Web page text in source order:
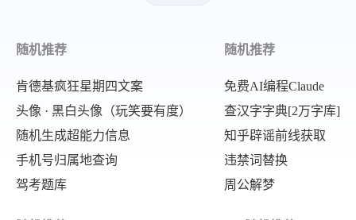
随机推荐
肯德基疯狂星期四文案
头像 · 黑白头像（玩笑要有度）
随机生成超能力信息
手机号归属地查询
驾考题库
随机推荐
免费AI编程Claude
查汉字字典[2万字库]
知乎辟谣前线获取
违禁词替换
周公解梦